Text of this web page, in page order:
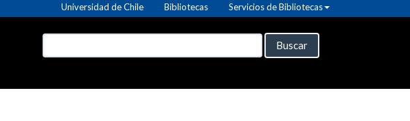
Universidad de Chile Bibliotecas Servicios de Bibliotecas
Buscar